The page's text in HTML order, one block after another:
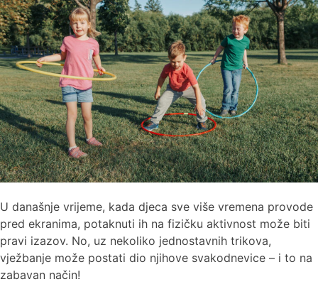
U današnje vrijeme, kada djeca sve više vremena provode
pred ekranima, potaknuti ih na fizičku aktivnost može biti
pravi izazov. No, uz nekoliko jednostavnih trikova,
vježbanje može postati dio njihove svakodnevice – i to na
zabavan način!